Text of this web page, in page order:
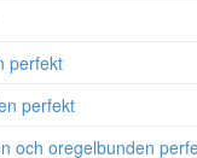
perfekt
perfekt
och oregelbunden